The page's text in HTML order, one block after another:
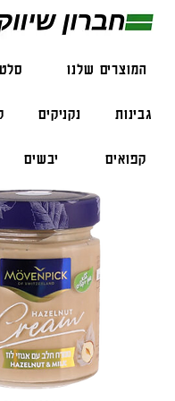
המוצרים שלנו
גבינות נקניקים
קפואים יבשים
צור קשר